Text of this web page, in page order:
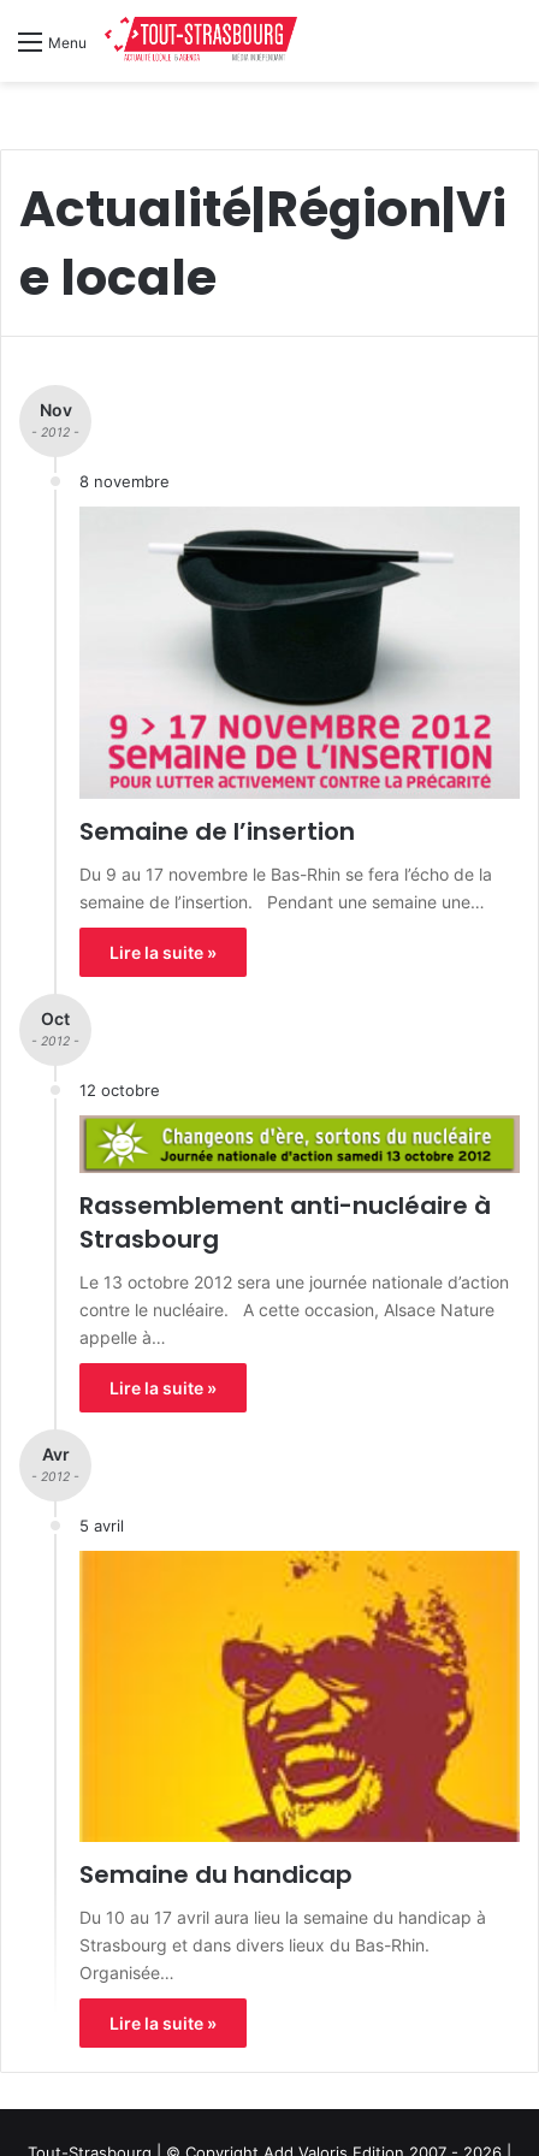
Menu
Actualité|Région|Vi
e locale
Nov
- 2012 -
8 novembre
Semaine de l’insertion
Du 9 au 17 novembre le Bas-Rhin se fera l’écho de la
semaine de l’insertion. Pendant une semaine une…
Lire la suite »
Oct
- 2012 -
12 octobre
Rassemblement anti-nucléaire à
Strasbourg
Le 13 octobre 2012 sera une journée nationale d’action
contre le nucléaire. A cette occasion, Alsace Nature
appelle à…
Lire la suite »
Avr
- 2012 -
5 avril
Semaine du handicap
Du 10 au 17 avril aura lieu la semaine du handicap à
Strasbourg et dans divers lieux du Bas-Rhin.
Organisée…
Lire la suite »
Tout-Strasbourg | © Copyright Add Valoris Edition 2007 - 2026 |